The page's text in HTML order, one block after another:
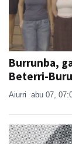
Burrunba,
Beterri-
Aiurri abu 07,